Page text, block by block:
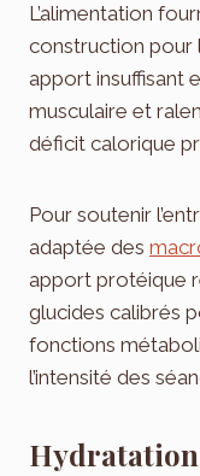
L’alimentation
construction pour
apport insuffisant
musculaire et
déficit calorique
Pour soutenir
adaptée des
apport protéique
glucides calibrés
fonctions
l’intensité des
Hydratation